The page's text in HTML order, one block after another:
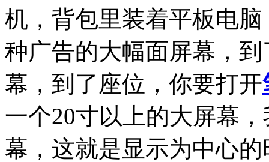
机，背包里装着平板电
种广告的大幅面屏幕，
幕，到了座位，你要打开
一个20寸以上的大屏幕
幕，这就是显示为中心的